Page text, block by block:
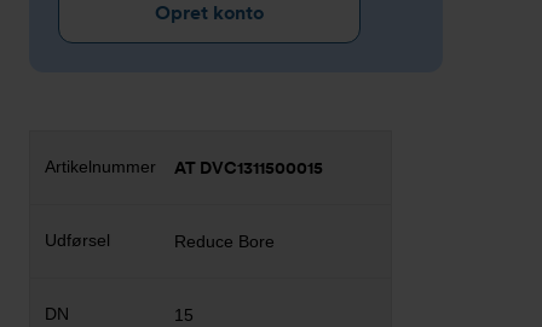
Opret konto
AT DVC1311500015
Reduce Bore
15